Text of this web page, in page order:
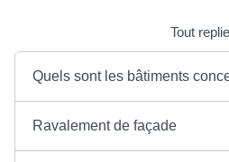
Tout
Quels sont les bâtiments
Ravalement de façade